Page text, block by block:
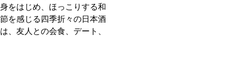
をはじめ、ほっこりする和
を感じる四季折々の日本酒
、友人との会食、デート、